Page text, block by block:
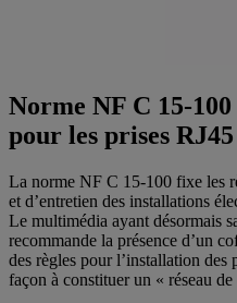
Norme NF C 15-
pour les prises RJ45
La norme NF C 15-100 fixe les
et d’entretien des installations
Le multimédia ayant désormais
recommande la présence d’un
des règles pour l’installation
façon à constituer un « réseau